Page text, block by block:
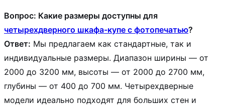
Вопрос: Какие размеры доступны для
четырехдверного шкафа-купе с фотопечатью?
Ответ: Мы предлагаем как стандартные, так и
индивидуальные размеры. Диапазон ширины — от
2000 до 3200 мм, высоты — от 2000 до 2700 мм,
глубины — от 400 до 700 мм. Четырехдверные
модели идеально подходят для больших стен и